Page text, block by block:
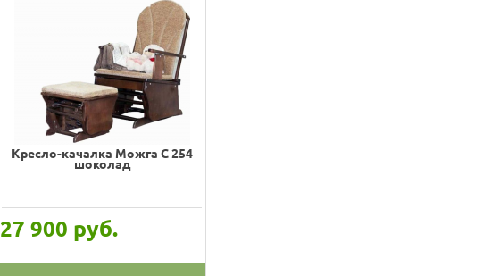
Кресло-качалка Можга С 254
шоколад
27 900 руб.